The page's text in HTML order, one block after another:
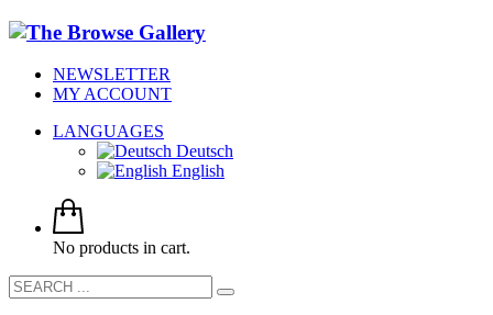
NEWSLETTER
MY ACCOUNT
LANGUAGES
Deutsch
English
No products in cart.